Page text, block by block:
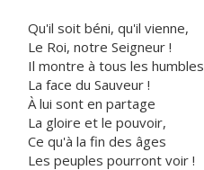
Qu'il soit béni, qu'il vienne,
Le Roi, notre Seigneur !
Il montre à tous les humbles
La face du Sauveur !
À lui sont en partage
La gloire et le pouvoir,
Ce qu'à la fin des âges
Les peuples pourront voir !